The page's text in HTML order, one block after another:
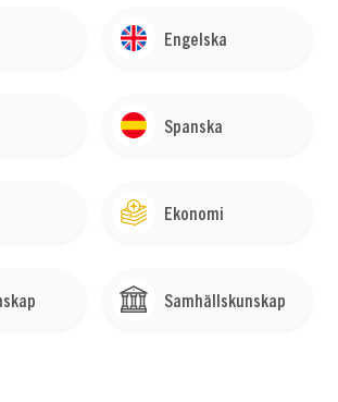
Engelska
Spanska
Ekonomi
Samhällskunskap